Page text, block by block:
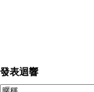
發表迴響